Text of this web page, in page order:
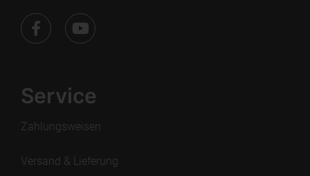
Service
Zahlungsweisen
Versand & Lieferung